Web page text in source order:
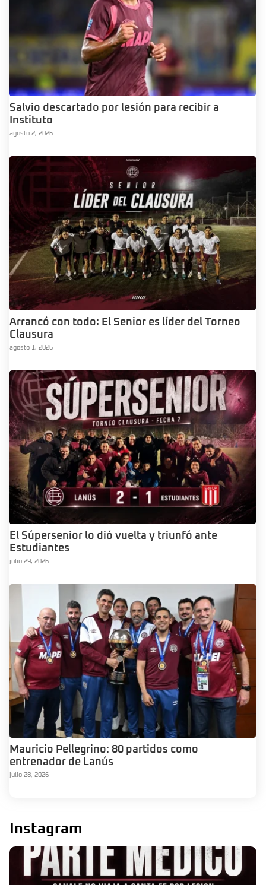
Salvio descartado por lesión para recibir a
Instituto
agosto 2, 2026
Arrancó con todo: El Senior es líder del Torneo
Clausura
agosto 1, 2026
El Súpersenior lo dió vuelta y triunfó ante
Estudiantes
julio 29, 2026
Mauricio Pellegrino: 80 partidos como
entrenador de Lanús
julio 28, 2026
Instagram